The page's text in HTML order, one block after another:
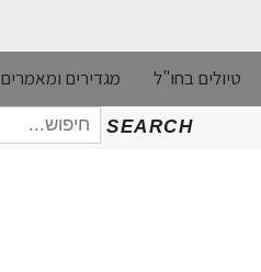
טיולים בחו"ל מגדירים ומאמרים
SEARCH
חיפוש
עבור: